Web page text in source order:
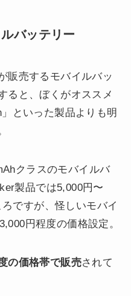
バッテリー
販売するモバイルバッ
ると、ぼくがオススメ
といった製品よりも明
クラスのモバイルバ
製品では5,000円〜
ですが、怪しいモバイ
円程度の価格設定。
の価格帯で販売されて